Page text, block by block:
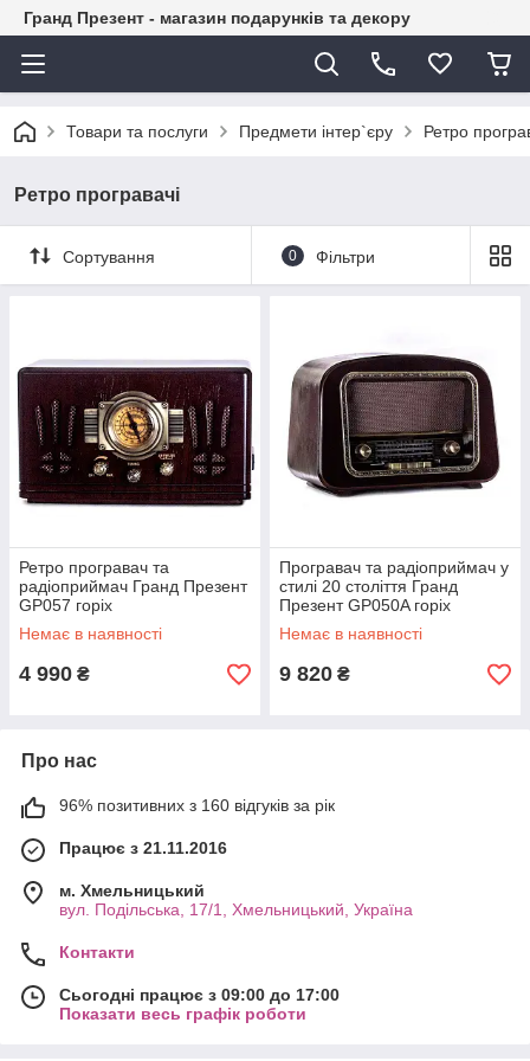
Гранд Презент - магазин подарунків та декору
Товари та послуги Предмети інтер`єру Ретро
Ретро програвачі
Сортування 0 Фільтри
Ретро програвач та
радіоприймач Гранд Презент
GP057 горіх
Немає в наявності
4 990 ₴
Програвач та радіоприймач у
стилі 20 століття Гранд
Презент GP050A горіх
Немає в наявності
9 820 ₴
Про нас
96% позитивних з 160 відгуків за рік
Працює з 21.11.2016
м. Хмельницький
вул. Подільська, 17/1, Хмельницький, Україна
Контакти
Сьогодні працює з 09:00 до 17:00
Показати весь графік роботи